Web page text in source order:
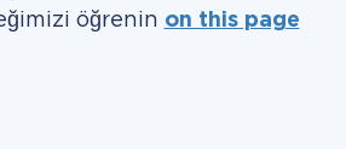
öğrenin on this page